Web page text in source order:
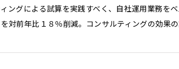
ングによる試算を実践すべく、自社運用業務をベ
対前年比１８％削減。コンサルティングの効果の